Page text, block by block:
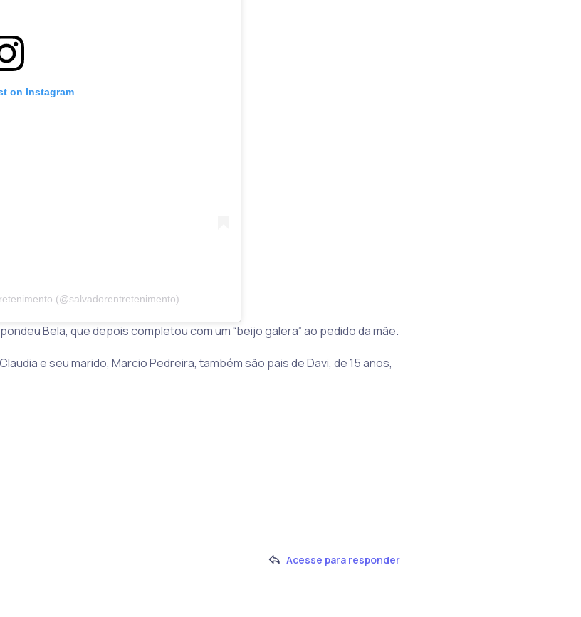
on Instagram
(@salvadorentretenimento)
Bela, que depois completou com um “beijo galera” ao pedido da mãe.
e seu marido, Marcio Pedreira, também são pais de Davi, de 15 anos,
Acesse para responder